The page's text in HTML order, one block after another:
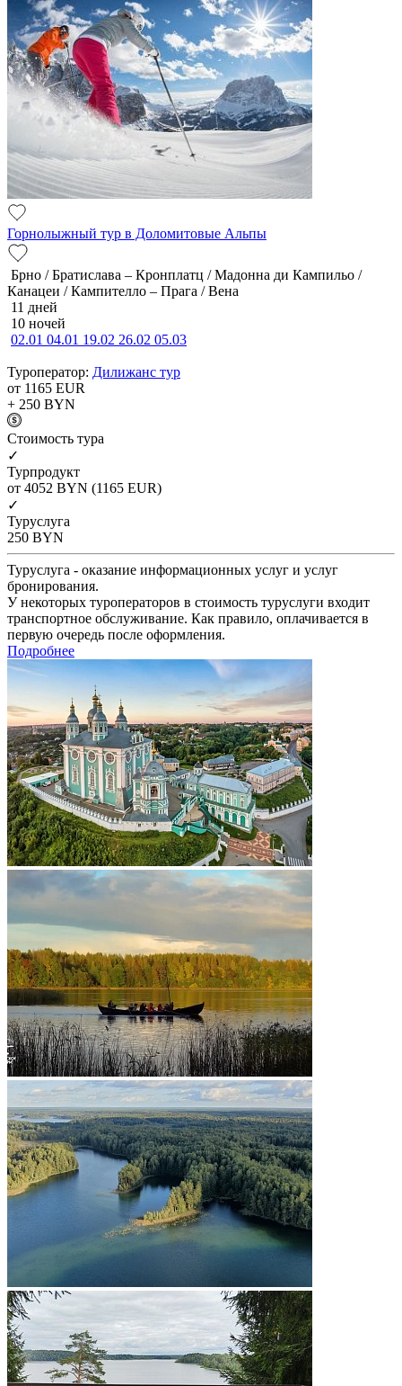
Горнолыжный тур в Доломитовые Альпы
Брно / Братислава – Кронплатц / Мадонна ди Кампильо /
Канацеи / Кампителло – Прага / Вена
11 дней
10 ночей
02.01 04.01 19.02 26.02 05.03
Туроператор: Дилижанс тур
от 1165 EUR
+ 250 BYN
Cтоимость тура
✓
Турпродукт
от 4052 BYN (1165 EUR)
✓
Туруслуга
250 BYN
Туруслуга - оказание информационных услуг и услуг
бронирования.
У некоторых туроператоров в стоимость туруслуги входит
транспортное обслуживание. Как правило, оплачивается в
первую очередь после оформления.
Подробнее